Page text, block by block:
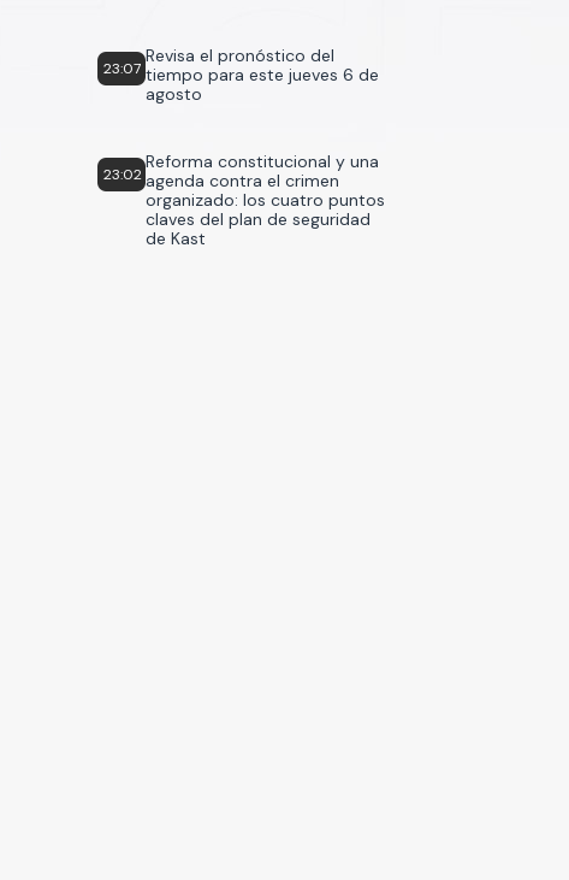
23:07
Revisa el pronóstico del
tiempo para este jueves 6 de
agosto
23:02
Reforma constitucional y una
agenda contra el crimen
organizado: los cuatro puntos
claves del plan de seguridad
de Kast